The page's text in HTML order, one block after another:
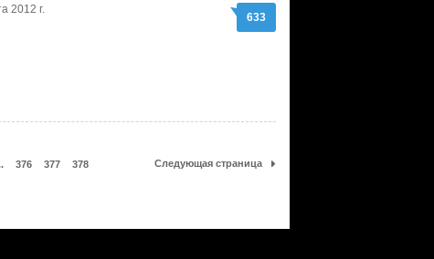
2012 г.
633
376 377 378 Следующая страница